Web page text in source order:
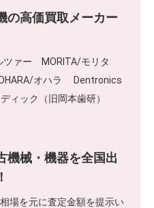
の高価買取メーカー
ツァー MORITA/モリタ
オハラ Dentronics
ィック（旧岡本歯研）
機械・機器を全国出
場を元に査定金額を提示い